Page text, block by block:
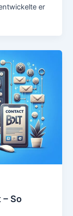
er
So